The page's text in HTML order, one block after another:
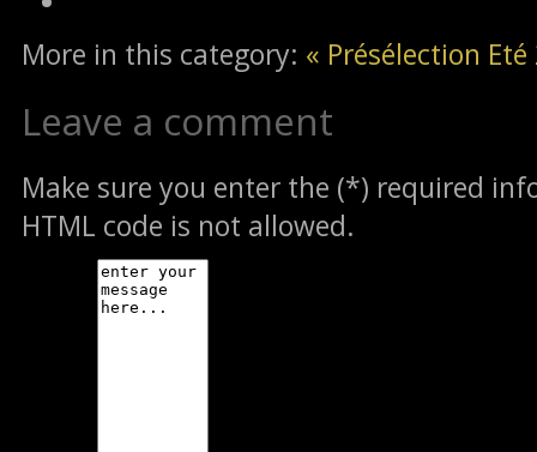
More in this category: « Présélection
Leave a comment
Make sure you enter the (*) required
HTML code is not allowed.